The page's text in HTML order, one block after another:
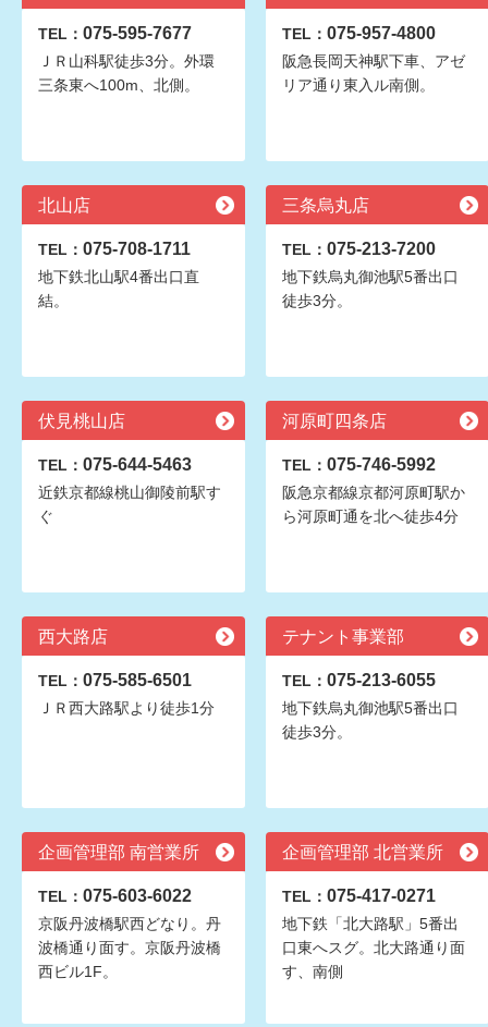
TEL： 075-595-7677
ＪＲ山科駅徒歩3分。外環
三条東へ100m、北側。
TEL： 075-957-4800
阪急長岡天神駅下車、アゼ
リア通り東入ル南側。
北山店
TEL： 075-708-1711
地下鉄北山駅4番出口直
結。
三条烏丸店
TEL： 075-213-7200
地下鉄烏丸御池駅5番出口
徒歩3分。
伏見桃山店
TEL： 075-644-5463
近鉄京都線桃山御陵前駅す
ぐ
河原町四条店
TEL： 075-746-5992
阪急京都線京都河原町駅か
ら河原町通を北へ徒歩4分
西大路店
TEL： 075-585-6501
ＪＲ西大路駅より徒歩1分
テナント事業部
TEL： 075-213-6055
地下鉄烏丸御池駅5番出口
徒歩3分。
企画管理部 南営業所
TEL： 075-603-6022
京阪丹波橋駅西どなり。丹
波橋通り面す。京阪丹波橋
西ビル1F。
企画管理部 北営業所
TEL： 075-417-0271
地下鉄「北大路駅」5番出
口東へスグ。北大路通り面
す、南側